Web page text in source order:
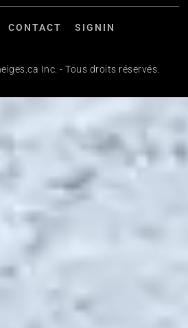
CONTACT SIGNIN
Inc. - Tous droits réservés.